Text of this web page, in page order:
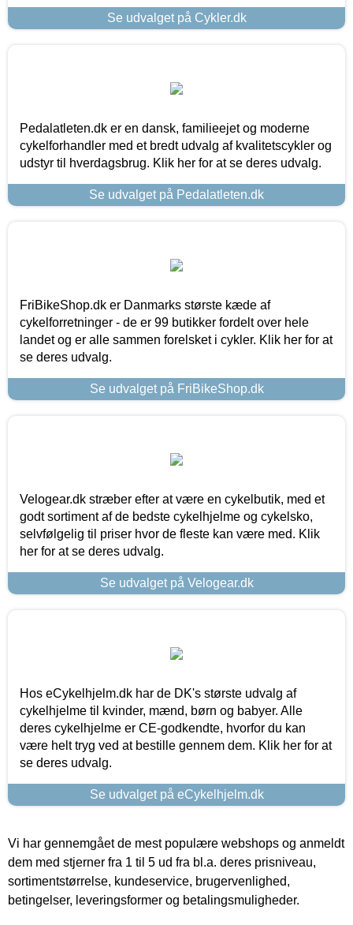
Se udvalget på Cykler.dk
Pedalatleten.dk er en dansk, familieejet og moderne
cykelforhandler med et bredt udvalg af kvalitetscykler og
udstyr til hverdagsbrug. Klik her for at se deres udvalg.
Se udvalget på Pedalatleten.dk
FriBikeShop.dk er Danmarks største kæde af
cykelforretninger - de er 99 butikker fordelt over hele
landet og er alle sammen forelsket i cykler. Klik her for at
se deres udvalg.
Se udvalget på FriBikeShop.dk
Velogear.dk stræber efter at være en cykelbutik, med et
godt sortiment af de bedste cykelhjelme og cykelsko,
selvfølgelig til priser hvor de fleste kan være med. Klik
her for at se deres udvalg.
Se udvalget på Velogear.dk
Hos eCykelhjelm.dk har de DK's største udvalg af
cykelhjelme til kvinder, mænd, børn og babyer. Alle
deres cykelhjelme er CE-godkendte, hvorfor du kan
være helt tryg ved at bestille gennem dem. Klik her for at
se deres udvalg.
Se udvalget på eCykelhjelm.dk
Vi har gennemgået de mest populære webshops og anmeldt
dem med stjerner fra 1 til 5 ud fra bl.a. deres prisniveau,
sortimentstørrelse, kundeservice, brugervenlighed,
betingelser, leveringsformer og betalingsmuligheder.